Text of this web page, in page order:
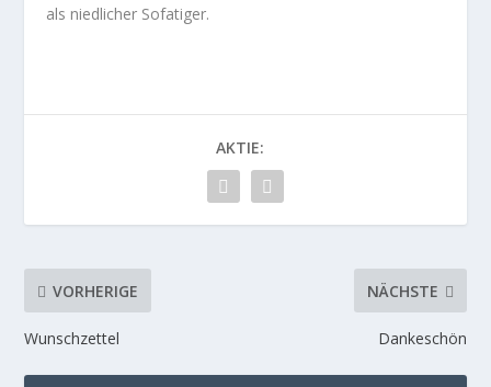
als niedlicher Sofatiger.
AKTIE:
VORHERIGE
Wunschzettel
NÄCHSTE
Dankeschön